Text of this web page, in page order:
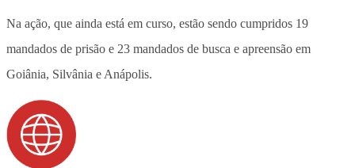
Na ação, que ainda está em curso, estão sendo cumpridos 19
mandados de prisão e 23 mandados de busca e apreensão em
Goiânia, Silvânia e Anápolis.